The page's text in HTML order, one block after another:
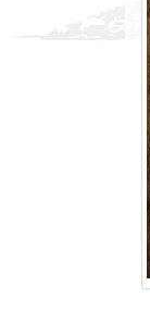
Le Nord de